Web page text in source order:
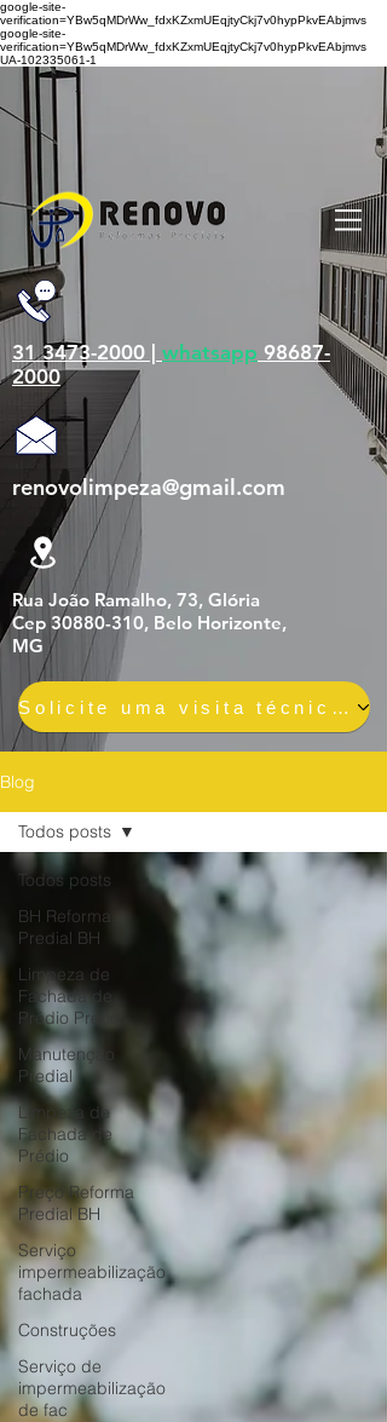
google-site-
verification=YBw5qMDrWw_fdxKZxmUEqjtyCkj7v0hypPkvEAbjmvs
google-site-
verification=YBw5qMDrWw_fdxKZxmUEqjtyCkj7v0hypPkvEAbjmvs
UA-102335061-1
31 3473-2000 | whatsapp 98687-
2000
renovolimpeza@gmail.com
Rua João Ramalho, 73, Glória
Cep 30880-310, Belo Horizonte,
MG
Solicite uma visita técnica gratuita e sem compromisso
Blog
Todos posts
BH Reforma
Predial BH
Limpeza de
Fachada de
Prédio Preço
Manutenção
Predial
Limpeza de
Fachada de
Prédio
Preço Reforma
Predial BH
Serviço
impermeabilização
fachada
Construções
Serviço de
impermeabilização
de fac
Todos posts